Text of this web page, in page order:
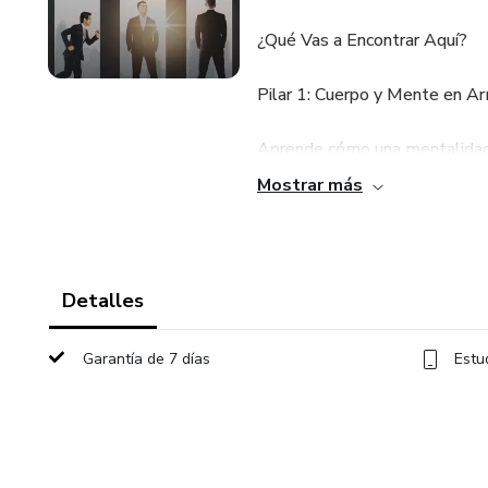
¿Qué Vas a Encontrar Aquí?
Pilar 1: Cuerpo y Mente en
Aprende cómo una
ejercicio adecuado fortalece
Pilar 3: Estrategias
Mostrar más
Detalles
Garantía de 7 días